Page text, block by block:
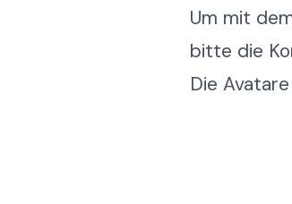
Um mit
bitte die
Die